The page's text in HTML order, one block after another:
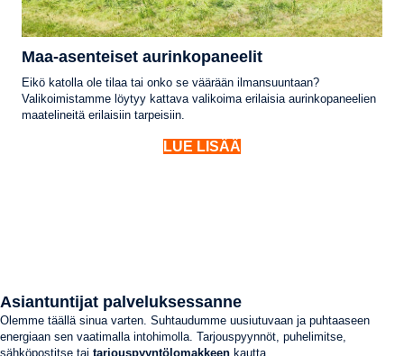
Maa-asenteiset aurinkopaneelit
Eikö katolla ole tilaa tai onko se väärään ilmansuuntaan?
Valikoimistamme löytyy kattava valikoima erilaisia aurinkopaneelien
maatelineitä erilaisiin tarpeisiin.
LUE LISÄÄ
Asiantuntijat palveluksessanne
Olemme täällä sinua varten. Suhtaudumme uusiutuvaan ja puhtaaseen
energiaan sen vaatimalla intohimolla. Tarjouspyynnöt, puhelimitse,
sähköpostitse tai tarjouspyyntölomakkeen kautta.